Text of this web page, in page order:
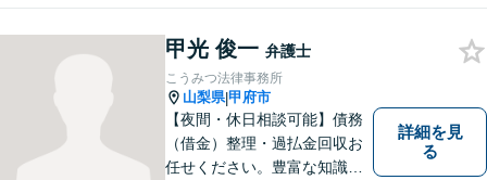
護士には、守秘義務がありま
すので、ご安心してご相談を
いただければと思います。
甲光 俊一 弁護士
こうみつ法律事務所
山梨県|甲府市
【夜間・休日相談可能】債務
（借金）整理・過払金回収お
任せください。豊富な知識・
詳細を見
る